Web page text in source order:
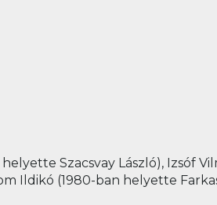
Szacsvay László), Izsóf
Ildikó (1980-ban helyette